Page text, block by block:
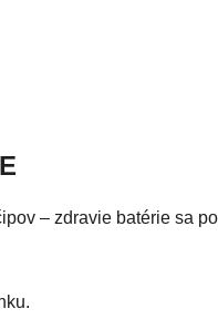
– zdravie batérie sa